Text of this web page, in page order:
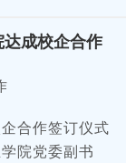
成校企合作
合作签订仪式
院党委副书